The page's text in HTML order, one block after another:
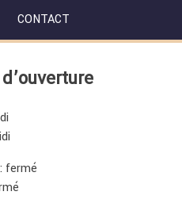
CONTACT
fermé